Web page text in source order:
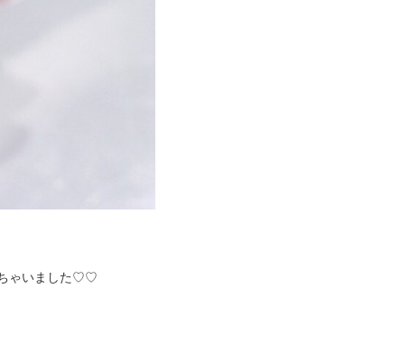
ちゃいました♡♡